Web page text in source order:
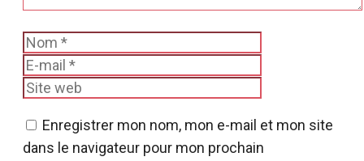
Nom
Enregistrer mon nom, mon e-mail et mon site
dans le navigateur pour mon prochain